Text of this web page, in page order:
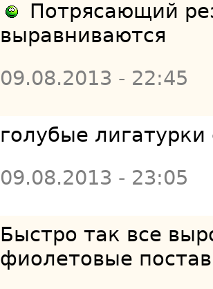
Потрясающий
выравниваются
09.08.2013 - 22:45
голубые
09.08.2013 - 23:05
Быстро так все
фиолетовые